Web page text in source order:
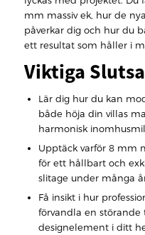
mm massiv ek, hur de
påverkar dig och hur du
ett resultat som håller i
Viktiga
Lär dig hur du kan
både höja din villas
harmonisk
Upptäck varför 8 mm
för ett hållbart och
slitage under många
Få insikt i hur
förvandla en
designelement i ditt